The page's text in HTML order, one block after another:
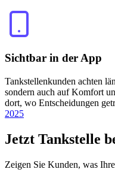
Sichtbar in der App
Tankstellenkunden achten
sondern auch auf Komfort
dort, wo Entscheidungen
2025
Jetzt Tankstelle
Zeigen Sie Kunden, was